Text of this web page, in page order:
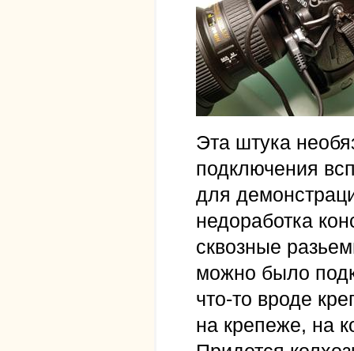
Эта штука
подключения
для
недоработка
сквозные
можно было
что-то вроде
на крепеже, на